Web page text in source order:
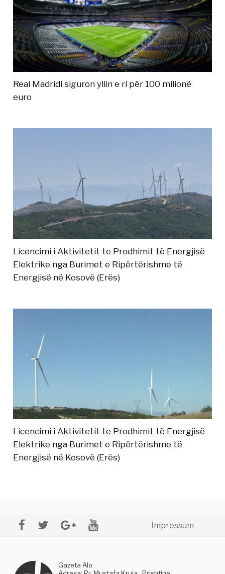
Real Madridi siguron yllin e ri për 100 milionë
euro
Licencimi i Aktivitetit te Prodhimit të Energjisë
Elektrike nga Burimet e Ripërtërishme të
Energjisë në Kosovë (Erës)
Licencimi i Aktivitetit te Prodhimit të Energjisë
Elektrike nga Burimet e Ripërtërishme të
Energjisë në Kosovë (Erës)
Impressum
Gazeta Alo